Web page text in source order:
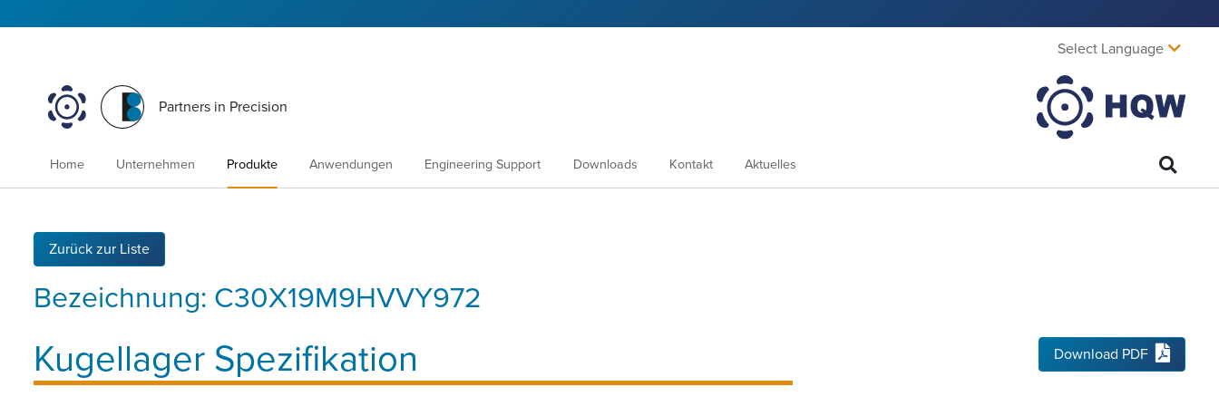
Select Language
Partners in Precision
Home Unternehmen Produkte Anwendungen Engineering Support Downloads Kontakt Aktuelles
Zurück zur Liste
Kugellager Spezifikation
Bezeichnung: C30X19M9HVVY972
Download PDF